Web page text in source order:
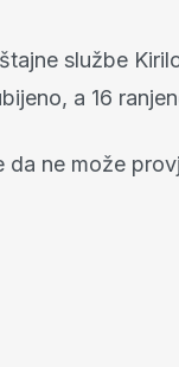
službe
a 16
da ne može